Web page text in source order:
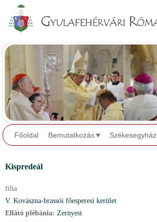
Főoldal Bemutatkozás Székesegyház
Kispredeál
filia
V. Kovászna-brassói főesperesi kerület
Ellátó plébánia: Zernyest